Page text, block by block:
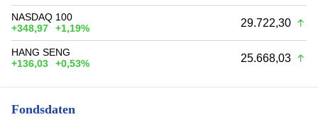
NASDAQ 100
+348,97
+1,19% 29.722,30
HANG SENG
+136,03
+0,53% 25.668,03
Fondsdaten